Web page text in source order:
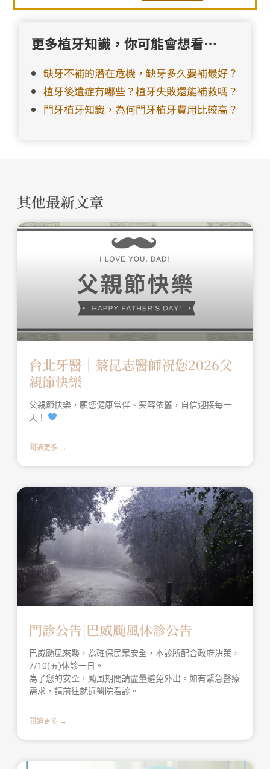
更多植牙知識，你可能會想看…
缺牙不補的潛在危機，缺牙多久要補最好？
植牙後遺症有哪些？植牙失敗還能補救嗎？
門牙植牙知識，為何門牙植牙費用比較高？
其他最新文章
台北牙醫│蔡昆志醫師祝您2026父
親節快樂
父親節快樂，願您健康常伴、笑容依舊，自信迎接每一
天！
閱讀更多 →
門診公告|巴威颱風休診公告
巴威颱風來襲，為確保民眾安全，本診所配合政府決策，
7/10(五)休診一日。
為了您的安全，颱風期間請盡量避免外出。如有緊急醫療
需求，請前往就近醫院看診。
閱讀更多 →